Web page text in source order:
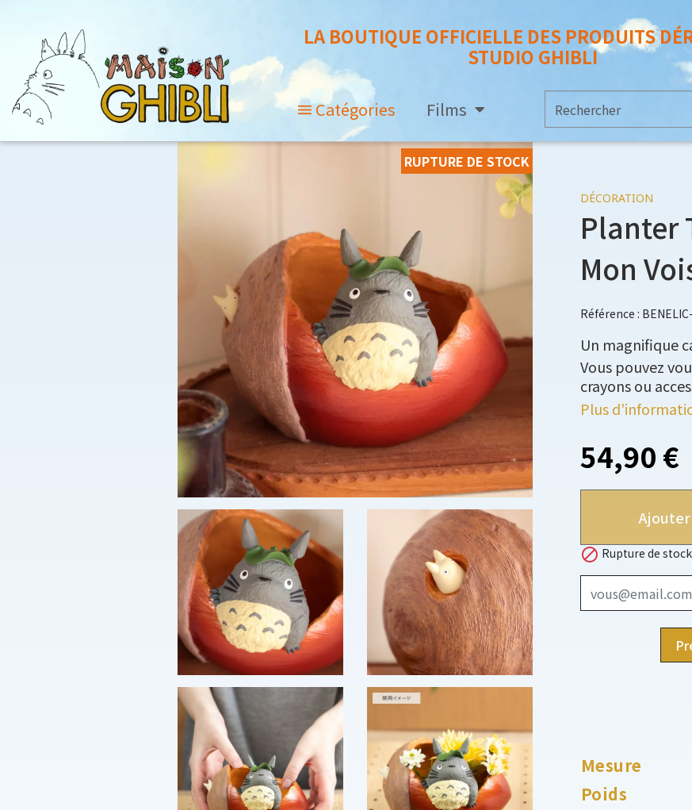
LA BOUTIQUE OFFICIELLE DES PRODUITS
STUDIO GHIBLI
Catégories Films
RUPTURE DE STOCK
DÉCORATION
Planter
Mon
Référence :
Un magnifique
Vous pouvez
crayons ou
Plus
54,90 €
 Rupture de stock
Mesure
Poids